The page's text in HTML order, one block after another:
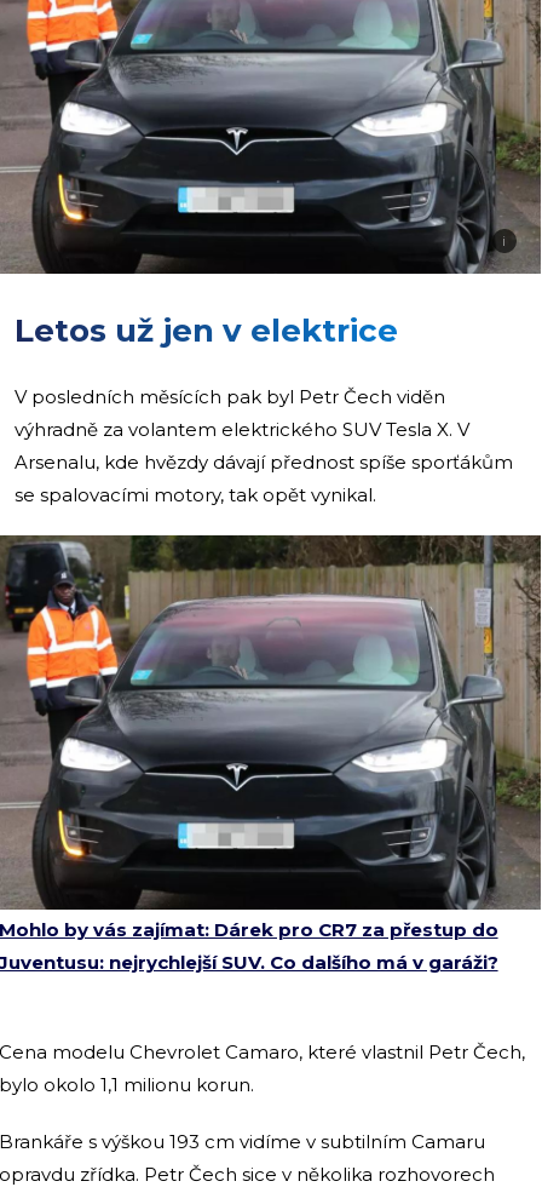
i
Letos už jen v elektrice
V posledních měsících pak byl Petr Čech viděn
výhradně za volantem elektrického SUV Tesla X. V
Arsenalu, kde hvězdy dávají přednost spíše sporťákům
se spalovacími motory, tak opět vynikal.
by vás zajímat: Dárek pro CR7 za přestup do
nejrychlejší SUV. Co dalšího má v garáži?
modelu Chevrolet Camaro, které vlastnil Petr Čech,
okolo 1,1 milionu korun.
s výškou 193 cm vidíme v subtilním Camaru
zřídka. Petr Čech sice v několika rozhovorech